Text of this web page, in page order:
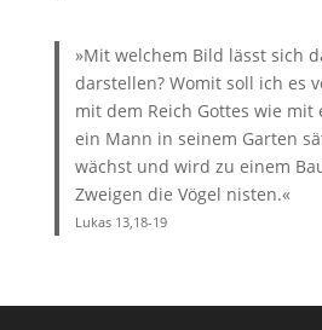
»Mit welchem Bild lässt sich
darstellen? Womit soll ich es
mit dem Reich Gottes wie mit
ein Mann in seinem Garten
wächst und wird zu einem
Zweigen die Vögel nisten.«
Lukas 13,18-19